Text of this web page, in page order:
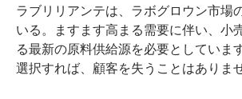
ラブリリアンテは、ラボグロウン市場
いる。ますます高まる需要に伴い、小
る最新の原料供給源を必要としていま
選択すれば、顧客を失うことはありませ